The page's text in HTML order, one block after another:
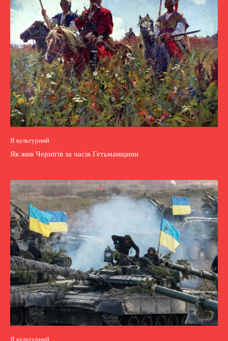
Я культурний
Як жив Чернігів за часів Гетьманщини
Я культурний